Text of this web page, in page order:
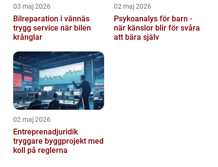
03 maj 2026
Bilreparation i vännäs
trygg service när bilen
krånglar
02 maj 2026
Psykoanalys för barn -
när känslor blir för svåra
att bära själv
02 maj 2026
Entreprenadjuridik
tryggare byggprojekt med
koll på reglerna